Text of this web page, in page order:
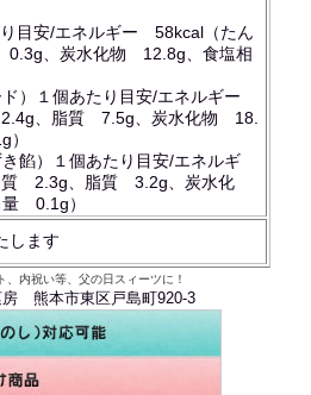
目安/エネルギー 58kcal（たん
、炭水化物 12.8g、食塩相
）１個あたり目安/エネルギー
、脂質 7.5g、炭水化物 18.
餡）１個あたり目安/エネルギ
2.3g、脂質 3.2g、炭水化
0.1g）
します
内祝い等、父の日スィーツに！
房 熊本市東区戸島町920-3